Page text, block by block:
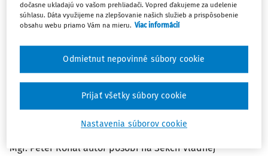
Zoradiť podľa:
Najnovšie
Najstaršie
AD: Kumulatívna citácia publikačného
zdroja právnych aktov ES/EÚ v
multilinguálnom prostredí Európskej únie
AD: Kumulatívna citácia publikačného zdroja právnych
Mgr. Peter Rohaľ autor pôsobí na Sekcii vládnej
dočasne ukladajú vo vašom prehliadači. Vopred ďakujeme za udelenie
súhlasu. Dáta využijeme na zlepšovanie našich služieb a prispôsobenie
obsahu webu priamo Vám na mieru. Viac informácií
Nastavenia súborov cookie
Odmietnut nepovinné súbory cookie
Prijať všetky súbory cookie